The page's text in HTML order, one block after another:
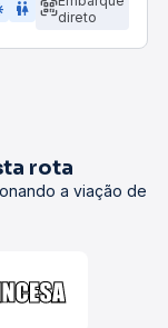
wc
direto
rota
a viação de